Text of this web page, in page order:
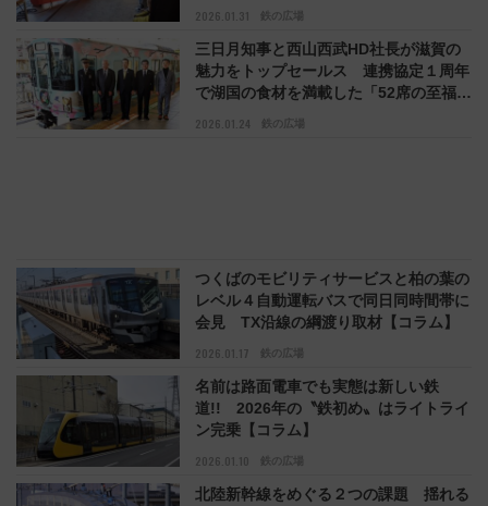
2026.01.31 鉄の広場
2026.01.24 鉄の広場
三日月知事と西山西武HD社長が滋賀の
魅力をトップセールス 連携協定１周年
で湖国の食材を満載した「52席の至福」
2026.01.17 鉄の広場
つくばのモビリティサービスと柏の葉の
レベル４自動運転バスで同日同時間帯に
会見 TX沿線の綱渡り取材【コラム】
2026.01.10 鉄の広場
名前は路面電車でも実態は新しい鉄
道!! 2026年の〝鉄初め〟はライトライ
ン完乗【コラム】
北陸新幹線をめぐる２つの課題 揺れる